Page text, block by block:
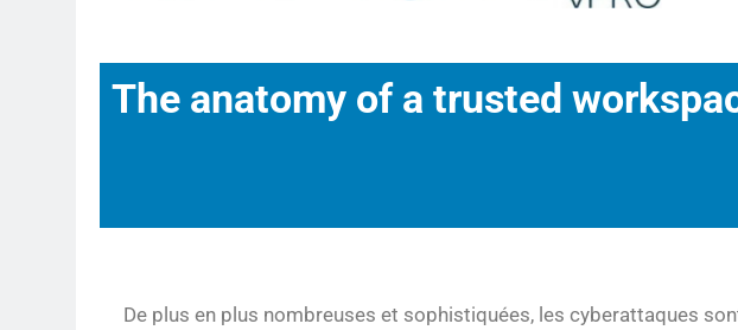
The anatomy of a trusted
De plus en plus nombreuses et sophistiquées, les cyberattaques